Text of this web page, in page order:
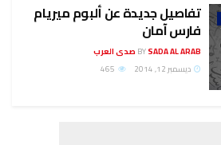
تفاصيل جديدة عن ألبوم ميريام
فارس آمان
BYSADA AL ARAB صدى العرب
ديسمبر 12, 2014